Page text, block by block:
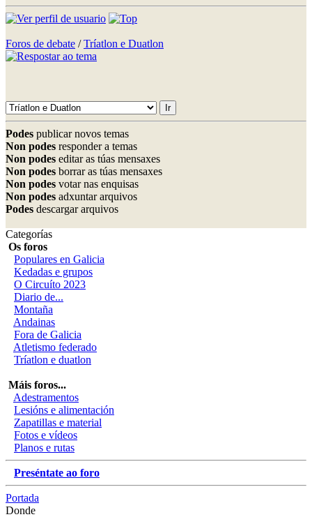
Foros de debate /Tríatlon e Duatlon
Podes publicar novos temas
Non podes responder a temas
Non podes editar as túas mensaxes
Non podes borrar as túas mensaxes
Non podes votar nas enquisas
Non podes adxuntar arquivos
Podes descargar arquivos
Categorías
Os foros
Populares en Galicia
Kedadas e grupos
O Circuíto 2023
Diario de...
Montaña
Andainas
Fora de Galicia
Atletismo federado
Tríatlon e duatlon
Máis foros...
Adestramentos
Lesións e alimentación
Zapatillas e material
Fotos e vídeos
Planos e rutas
Preséntate ao foro
Portada
Donde